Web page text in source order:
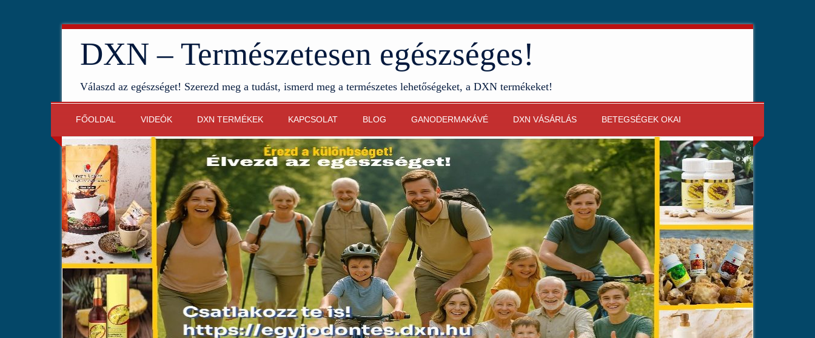
DXN – Természetesen egészséges!
Válaszd az egészséget! Szerezd meg a tudást, ismerd meg a természetes lehetőségeket, a DXN termékeket!
FŐOLDAL VIDEÓK DXN TERMÉKEK KAPCSOLAT BLOG GANODERMAKÁVÉ DXN VÁSÁRLÁS BETEGSÉGEK OKAI